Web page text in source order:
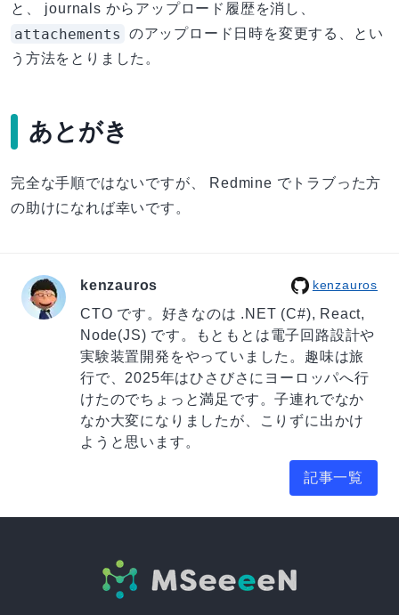
と、 journals からアップロード履歴を消し、
attachements
のアップロード日時を変更する、とい
う方法をとりました。
あとがき
完全な手順ではないですが、 Redmine でトラブった方
の助けになれば幸いです。
kenzauros kenzauros
CTO です。好きなのは .NET (C#), React,
Node(JS) です。もともとは電子回路設計や
実験装置開発をやっていました。趣味は旅
行で、2025年はひさびさにヨーロッパへ行
けたのでちょっと満足です。子連れでなか
なか大変になりましたが、こりずに出かけ
ようと思います。
記事一覧